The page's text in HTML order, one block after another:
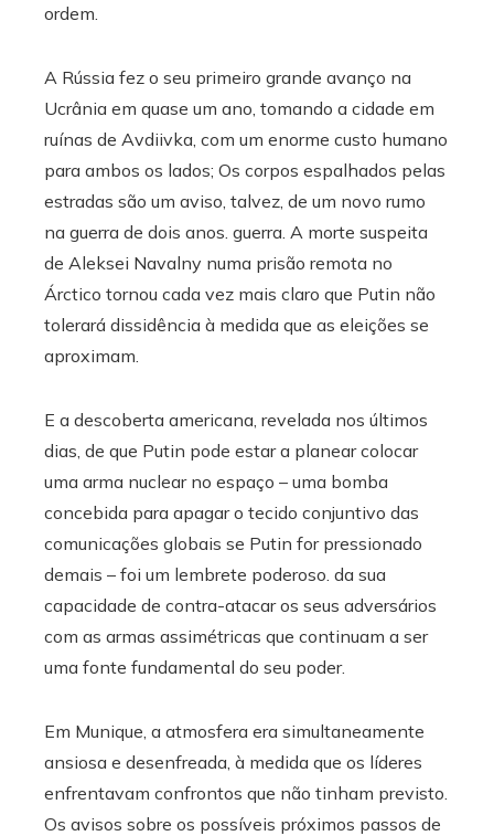
ordem.
A Rússia fez o seu primeiro grande avanço na
Ucrânia em quase um ano, tomando a cidade em
ruínas de Avdiivka, com um enorme custo humano
para ambos os lados; Os corpos espalhados pelas
estradas são um aviso, talvez, de um novo rumo
na guerra de dois anos. guerra. A morte suspeita
de Aleksei Navalny numa prisão remota no
Árctico tornou cada vez mais claro que Putin não
tolerará dissidência à medida que as eleições se
aproximam.
E a descoberta americana, revelada nos últimos
dias, de que Putin pode estar a planear colocar
uma arma nuclear no espaço – uma bomba
concebida para apagar o tecido conjuntivo das
comunicações globais se Putin for pressionado
demais – foi um lembrete poderoso. da sua
capacidade de contra-atacar os seus adversários
com as armas assimétricas que continuam a ser
uma fonte fundamental do seu poder.
Em Munique, a atmosfera era simultaneamente
ansiosa e desenfreada, à medida que os líderes
enfrentavam confrontos que não tinham previsto.
Os avisos sobre os possíveis próximos passos de